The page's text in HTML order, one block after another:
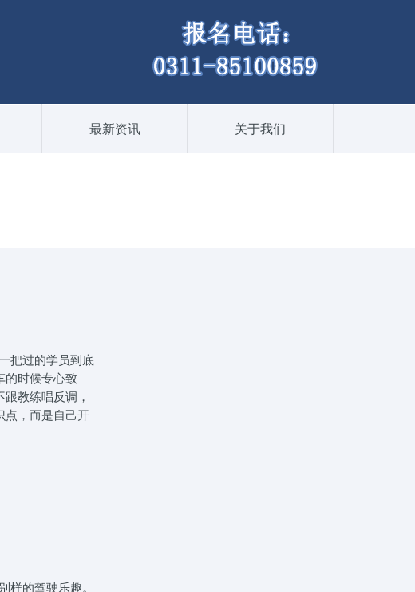
最新资讯 关于我们
把过的学员到底
的时候专心致
教练唱反调，
点，而是自己开
能都会学习一
0311-
、拿证一站式
的驾驶乐趣。